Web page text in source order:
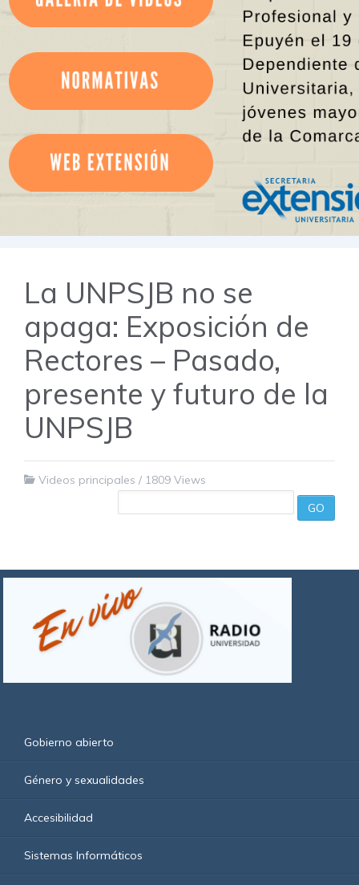
La UNPSJB no se
apaga: Exposición de
Rectores – Pasado,
presente y futuro de la
UNPSJB
Videos principales / 1809 Views
GO
Gobierno abierto
Género y sexualidades
Accesibilidad
Sistemas Informáticos